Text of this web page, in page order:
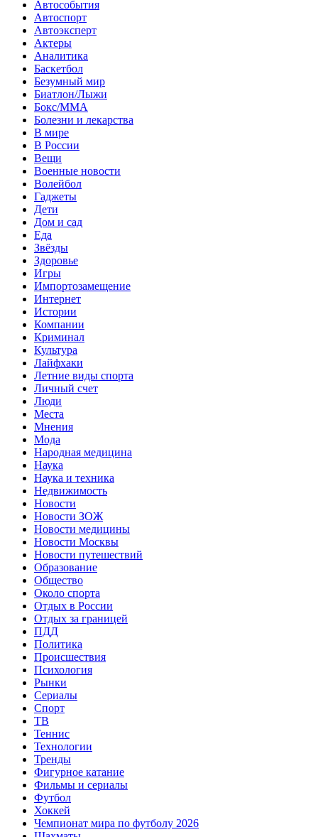
Автособытия
Автоспорт
Автоэксперт
Актеры
Аналитика
Баскетбол
Безумный мир
Биатлон/Лыжи
Бокс/MMA
Болезни и лекарства
В мире
В России
Вещи
Военные новости
Волейбол
Гаджеты
Дети
Дом и сад
Еда
Звёзды
Здоровье
Игры
Импортозамещение
Интернет
Истории
Компании
Криминал
Культура
Лайфхаки
Летние виды спорта
Личный счет
Люди
Места
Мнения
Мода
Народная медицина
Наука
Наука и техника
Недвижимость
Новости
Новости ЗОЖ
Новости медицины
Новости Москвы
Новости путешествий
Образование
Общество
Около спорта
Отдых в России
Отдых за границей
ПДД
Политика
Происшествия
Психология
Рынки
Сериалы
Спорт
ТВ
Теннис
Технологии
Тренды
Фигурное катание
Фильмы и сериалы
Футбол
Хоккей
Чемпионат мира по футболу 2026